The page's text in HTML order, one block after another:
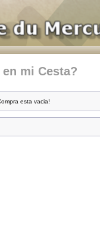
en mi Cesta?
esta vacia!